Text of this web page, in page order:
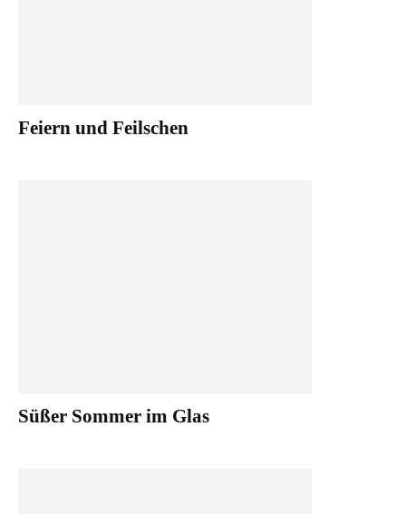
Feiern und Feilschen
Süßer Sommer im Glas